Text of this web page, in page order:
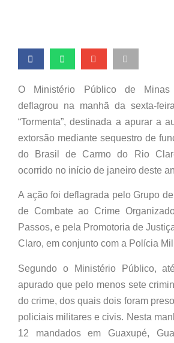
O Ministério Público de Minas
deflagrou na manhã da sexta-
“Tormenta”, destinada a apurar a
extorsão mediante sequestro de
do Brasil de Carmo do Rio
ocorrido no início de janeiro deste
A ação foi deflagrada pelo Grupo
de Combate ao Crime
Passos, e pela Promotoria de
Claro, em conjunto com a Polícia
Segundo o Ministério Público,
apurado que pelo menos sete
do crime, dos quais dois foram
policiais militares e civis. Nesta
12 mandados em Guaxupé,